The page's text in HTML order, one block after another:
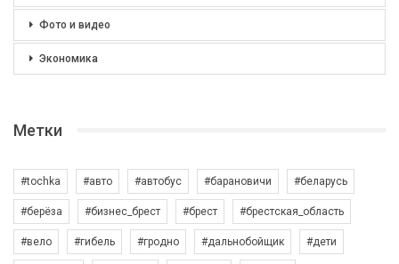
Фото и видео
Экономика
Метки
#tochka #авто #автобус #барановичи #беларусь
#берёза #бизнес_брест #брест #брестская_область
#вело #гибель #гродно #дальнобойщик #дети